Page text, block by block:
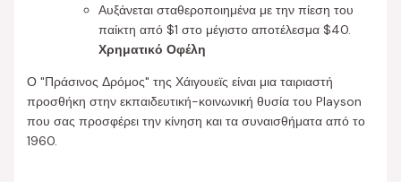
Αυξάνεται σταθεροποιημένα με την πίεση του
παίκτη από $1 στο μέγιστο αποτέλεσμα $40.
Χρηματικό Οφέλη
Ο "Πράσινος Δρόμος" της Χάιγουεϊς είναι μια ταιριαστή
προσθήκη στην εκπαιδευτική-κοινωνική θυσία του Playson
που σας προσφέρει την κίνηση και τα συναισθήματα από το
1960.